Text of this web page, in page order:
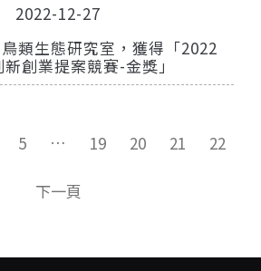
2022-12-27
類生態研究室，獲得「2022
創業提案競賽-金獎」
5 … 19 20 21 22
下一頁